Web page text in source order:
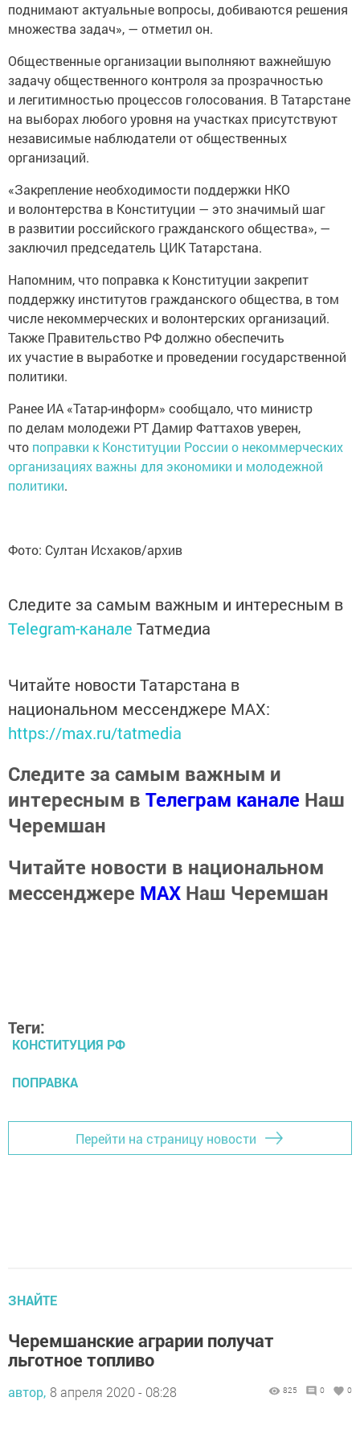
поднимают актуальные вопросы, добиваются решения
множества задач», — отметил он.
Общественные организации выполняют важнейшую
задачу общественного контроля за прозрачностью
и легитимностью процессов голосования. В Татарстане
на выборах любого уровня на участках присутствуют
независимые наблюдатели от общественных
организаций.
«Закрепление необходимости поддержки НКО
и волонтерства в Конституции — это значимый шаг
в развитии российского гражданского общества», —
заключил председатель ЦИК Татарстана.
Напомним, что поправка к Конституции закрепит
поддержку институтов гражданского общества, в том
числе некоммерческих и волонтерских организаций.
Также Правительство РФ должно обеспечить
их участие в выработке и проведении государственной
политики.
Ранее ИА «Татар-информ» сообщало, что министр
по делам молодежи РТ Дамир Фаттахов уверен,
что поправки к Конституции России о некоммерческих
организациях важны для экономики и молодежной
политики.
Фото: Султан Исхаков/архив
Следите за самым важным и интересным в
Telegram-канале Татмедиа
Читайте новости Татарстана в
национальном мессенджере MАХ:
https://max.ru/tatmedia
Следите за самым важным и
интересным в Телеграм канале Наш
Черемшан
Читайте новости в национальном
мессенджере MАХ Наш Черемшан
Теги:
КОНСТИТУЦИЯ РФ
ПОПРАВКА
Перейти на страницу новости
ЗНАЙТЕ
Черемшанские аграрии получат
льготное топливо
автор, 8 апреля 2020 - 08:28 825 0 0